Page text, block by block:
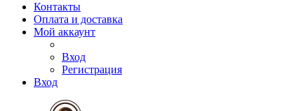
Контакты
Оплата и доставка
Мой аккаунт
Вход
Регистрация
Вход